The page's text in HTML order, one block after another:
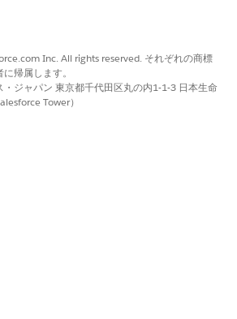
Inc. All rights reserved. それぞれの商標
帰属します。
ジャパン 東京都千代田区丸の内1-1-3 日本生命
Tower）